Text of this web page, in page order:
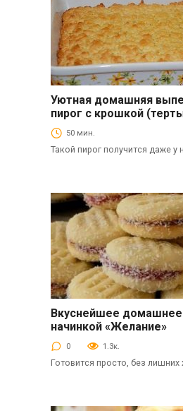
Уютная домашняя
пирог с крошкой
50 мин.
Такой пирог получится даже
Выпечка
Вкуснейшее домашнее
начинкой «Желание»
0 1.3к.
Готовится просто, без лишних